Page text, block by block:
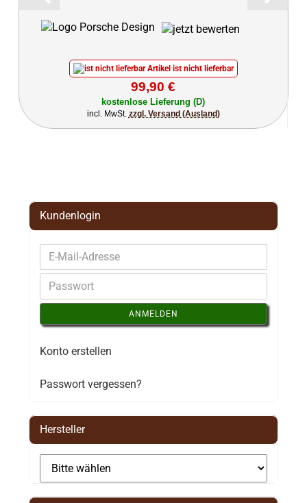
Artikel ist nicht lieferbar
99,90 €
kostenlose Lieferung (D)
incl. MwSt. zzgl. Versand (Ausland)
Kundenlogin
ANMELDEN
Konto erstellen
Passwort vergessen?
Hersteller